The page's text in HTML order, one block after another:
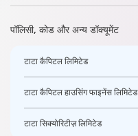
पॉलिसी, कोड और अन्य डॉक्यूमेंट
टाटा कैपिटल लिमिटेड
टाटा कैपिटल हाउसिंग फाइनेंस लिमिटेड
टाटा सिक्योरिटीज़ लिमिटेड